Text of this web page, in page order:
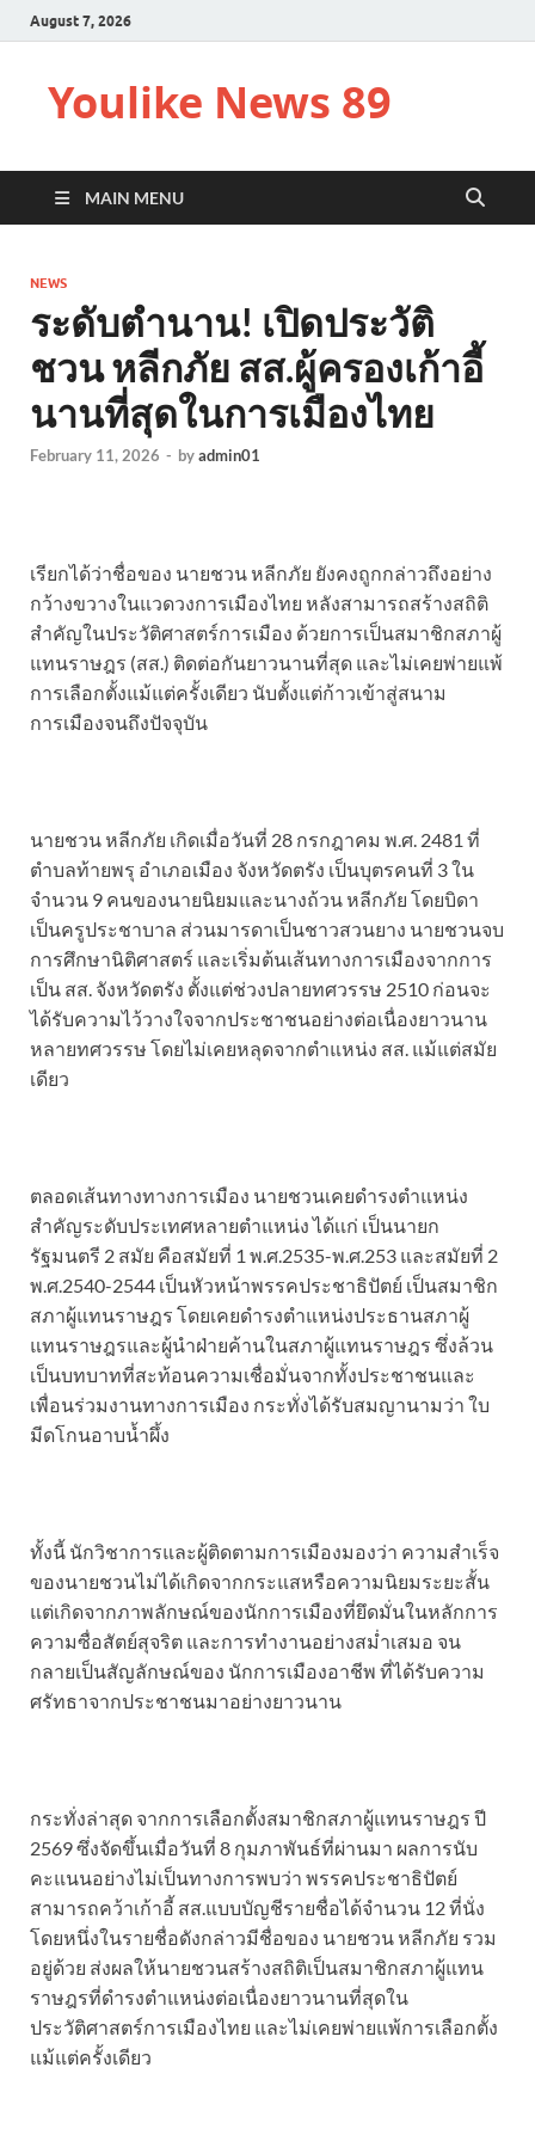
August 7, 2026
Youlike News 89
MAIN MENU
NEWS
ระดับตำนาน! เปิดประวัติ
ชวน หลีกภัย สส.ผู้ครองเก้าอี้
นานที่สุดในการเมืองไทย
February 11, 2026 - byadmin01
เรียกได้ว่าชื่อของ นายชวน หลีกภัย ยังคงถูกกล่าวถึงอย่าง
กว้างขวางในแวดวงการเมืองไทย หลังสามารถสร้างสถิติ
สำคัญในประวัติศาสตร์การเมือง ด้วยการเป็นสมาชิกสภาผู้
แทนราษฎร (สส.) ติดต่อกันยาวนานที่สุด และไม่เคยพ่ายแพ้
การเลือกตั้งแม้แต่ครั้งเดียว นับตั้งแต่ก้าวเข้าสู่สนาม
การเมืองจนถึงปัจจุบัน
นายชวน หลีกภัย เกิดเมื่อวันที่ 28 กรกฎาคม พ.ศ. 2481 ที่
ตำบลท้ายพรุ อำเภอเมือง จังหวัดตรัง เป็นบุตรคนที่ 3 ใน
จำนวน 9 คนของนายนิยมและนางถ้วน หลีกภัย โดยบิดา
เป็นครูประชาบาล ส่วนมารดาเป็นชาวสวนยาง นายชวนจบ
การศึกษานิติศาสตร์ และเริ่มต้นเส้นทางการเมืองจากการ
เป็น สส. จังหวัดตรัง ตั้งแต่ช่วงปลายทศวรรษ 2510 ก่อนจะ
ได้รับความไว้วางใจจากประชาชนอย่างต่อเนื่องยาวนาน
หลายทศวรรษ โดยไม่เคยหลุดจากตำแหน่ง สส. แม้แต่สมัย
เดียว
ตลอดเส้นทางทางการเมือง นายชวนเคยดำรงตำแหน่ง
สำคัญระดับประเทศหลายตำแหน่ง ได้เเก่ เป็นนายก
รัฐมนตรี 2 สมัย คือสมัยที่ 1 พ.ศ.2535-พ.ศ.253 และสมัยที่ 2
พ.ศ.2540-2544 เป็นหัวหน้าพรรคประชาธิปัตย์ เป็นสมาชิก
สภาผู้แทนราษฎร โดยเคยดำรงตำแหน่งประธานสภาผู้
แทนราษฎรและผู้นำฝ่ายค้านในสภาผู้แทนราษฎร ซึ่งล้วน
เป็นบทบาทที่สะท้อนความเชื่อมั่นจากทั้งประชาชนและ
เพื่อนร่วมงานทางการเมือง กระทั่งได้รับสมญานามว่า ใบ
มีดโกนอาบน้ำผึ้ง
ทั้งนี้ นักวิชาการและผู้ติดตามการเมืองมองว่า ความสำเร็จ
ของนายชวนไม่ได้เกิดจากกระแสหรือความนิยมระยะสั้น
แต่เกิดจากภาพลักษณ์ของนักการเมืองที่ยึดมั่นในหลักการ
ความซื่อสัตย์สุจริต และการทำงานอย่างสม่ำเสมอ จน
กลายเป็นสัญลักษณ์ของ นักการเมืองอาชีพ ที่ได้รับความ
ศรัทธาจากประชาชนมาอย่างยาวนาน
กระทั่งล่าสุด จากการเลือกตั้งสมาชิกสภาผู้แทนราษฎร ปี
2569 ซึ่งจัดขึ้นเมื่อวันที่ 8 กุมภาพันธ์ที่ผ่านมา ผลการนับ
คะแนนอย่างไม่เป็นทางการพบว่า พรรคประชาธิปัตย์
สามารถคว้าเก้าอี้ สส.แบบบัญชีรายชื่อได้จำนวน 12 ที่นั่ง
โดยหนึ่งในรายชื่อดังกล่าวมีชื่อของ นายชวน หลีกภัย รวม
อยู่ด้วย ส่งผลให้นายชวนสร้างสถิติเป็นสมาชิกสภาผู้แทน
ราษฎรที่ดำรงตำแหน่งต่อเนื่องยาวนานที่สุดใน
ประวัติศาสตร์การเมืองไทย และไม่เคยพ่ายแพ้การเลือกตั้ง
แม้แต่ครั้งเดียว